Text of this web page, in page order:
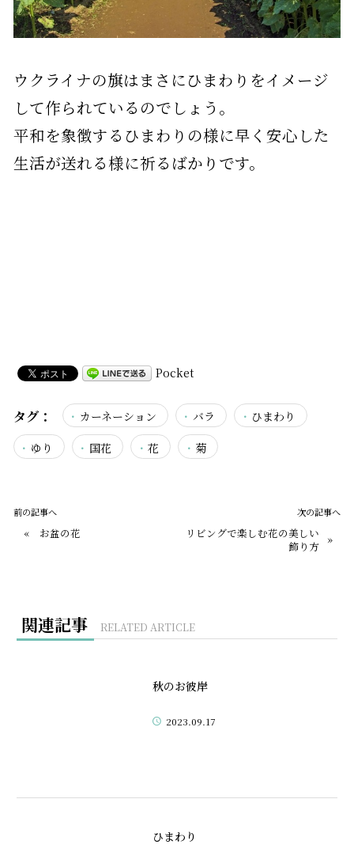
ウクライナの旗はまさにひまわりをイメージ
して作られているのでしょう。
平和を象徴するひまわりの様に早く安心した
生活が送れる様に祈るばかりです。
Pocket
タグ： カーネーション バラ
ひまわり
ゆり
国花 花 菊
前の記事へ
« お盆の花
次の記事へ
リビングで楽しむ花の美しい
飾り方
»
関連記事 RELATED ARTICLE
秋のお彼岸
2023.09.17
ひまわり